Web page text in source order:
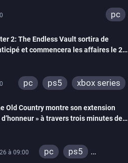
pc
2: The Endless Vault sortira de
et commencera les affaires le 2
pc ps5 xbox series
Old Country montre son extension
d’honneur » à travers trois minutes de
à 09:00 pc
ps5